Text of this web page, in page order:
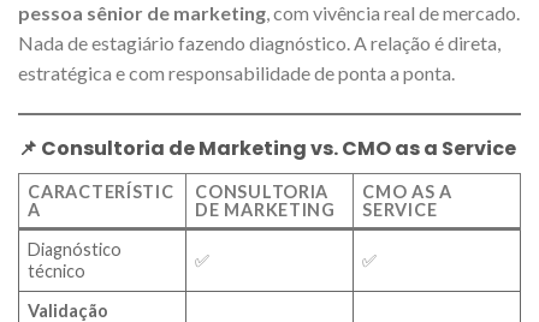
pessoa sênior de marketing, com vivência real de mercado.
Nada de estagiário fazendo diagnóstico. A relação é direta,
estratégica e com responsabilidade de ponta a ponta.
📌 Consultoria de Marketing vs. CMO as a Service
CARACTERÍSTIC
A
CONSULTORIA
DE MARKETING
CMO AS A
SERVICE
Diagnóstico
técnico
✅ ✅
Validação